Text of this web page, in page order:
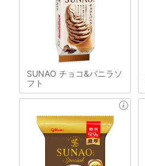
SUNAO チョコ&バニラソ
フト